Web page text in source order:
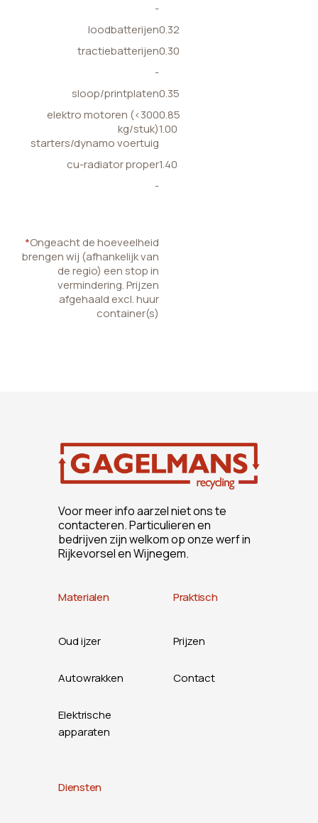
-
loodbatterijen0.32
tractiebatterijen0.30
-
sloop/printplaten0.35
elektro motoren (<300
kg/stuk)
starters/dynamo voertuig
0.85
1.00
cu-radiator proper1.40
-
*Ongeacht de hoeveelheid
brengen wij (afhankelijk van
de regio) een stop in
vermindering. Prijzen
afgehaald excl. huur
container(s)
Voor meer info aarzel niet ons te
contacteren. Particulieren en
bedrijven zijn welkom op onze werf in
Rijkevorsel en Wijnegem.
Materialen
Oud ijzer
Autowrakken
Elektrische
apparaten
Praktisch
Prijzen
Contact
Diensten